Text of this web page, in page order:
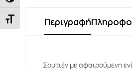
Εναλλαγή Μεγέθους Γραμμάτων
Περιγραφή
Σουτιέν με αφαιρούμενη